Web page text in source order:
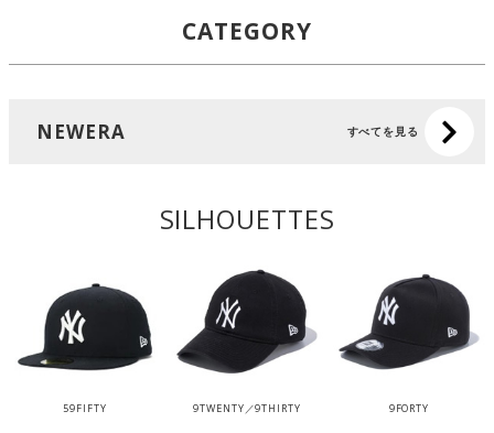
CATEGORY
NEWERA すべてを見る
SILHOUETTES
59FIFTY 9TWENTY／9THIRTY 9FORTY